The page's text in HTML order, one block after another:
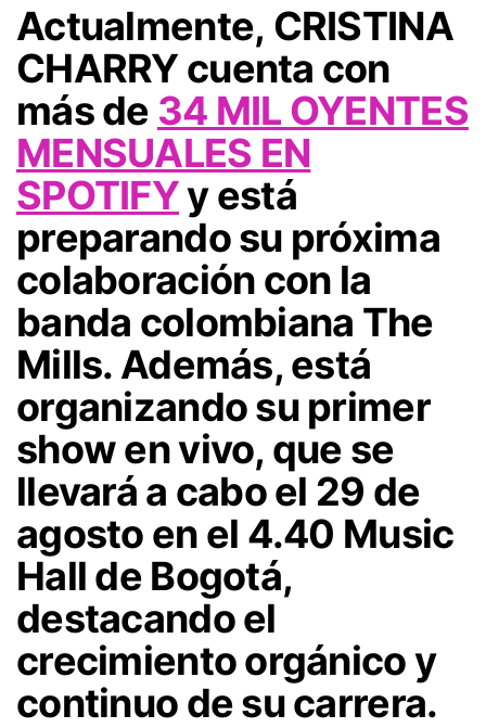
Actualmente, CRISTINA
CHARRY cuenta con
más de 34 MIL OYENTES
MENSUALES EN
SPOTIFYy está
preparando su próxima
colaboración con la
banda colombiana The
Mills. Además, está
organizando su primer
show en vivo, que se
llevará a cabo el 29 de
agosto en el 4.40 Music
Hall de Bogotá,
destacando el
crecimiento orgánico y
continuo de su carrera.